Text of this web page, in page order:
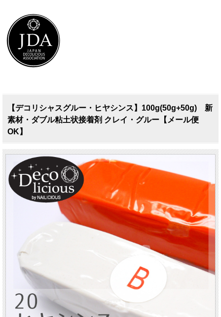
【デコリシャスグルー・ヒヤシンス】100g(50g+50g) 新
素材・ダブル粘土状接着剤 クレイ・グルー【メール便
OK】